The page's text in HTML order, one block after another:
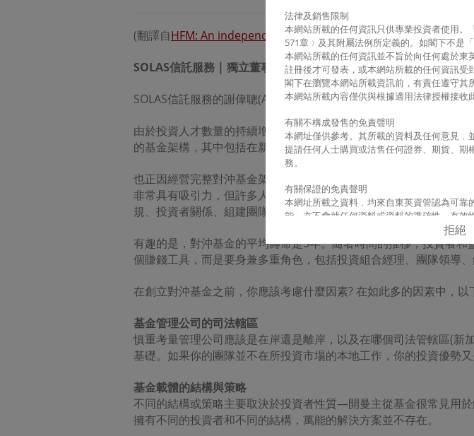
(翻譯自HFM: An independent director's perspective)
SOLAS信託服務 | 獨立董事觀點
SOLAS信託服務的謝偉聰(Anthony Tse)提出了關於在對沖基金創
由於投資人才數量的持續增長，加上有利的政策變化，亞洲市場日
的基金架構，其中包括在新加坡推出的可變資本公司(VCC)，以及
也正因經營完整對沖基金架構的好處日益明顯，我們看到越來越多
非常具有吸引力，但許多人低估了經營一個基金公司所面臨的挑戰
規、投資者關係、組建團隊以及處理其他行政任務​​，這些都是反復
有趣的是，對沖基金的平均壽命是5年。隨著時間的推移，投資者
個賺錢工具，而是要身兼多重角色，包括投資組合經理、團隊領導
在創立對沖基金之前，你應該考慮什麼因素? 在如此多的因素中，
基金管理公司的司法轄區
慎重考量管理公司應該是在岸還是離岸，以及在哪個司法管轄區(
基礎。如果你的團隊並不在所投資市場的本地工作，你的投資優勢
基金載體的結構與策略
不同的結構或策略主要取決於投資者性質—開曼主從基金很常見用
擁有不同的投資者和不同的結構，萬能的解決方案並不存在。
法律及銷售限制
本網站所載的任何資訊只供專業投資者使用
571章﹚及其附屬法例所定義的。如閣下不是
本網站所載的任何資訊並不旨於向任何處於
註冊後才可發表，或本網站所載的任何資訊受
閣下在瀏覽本網站所載資訊前，有責任遵守
本網站所載內容僅供與根據適用法律授權接收
有關不構成發售的免責聲明
本網址僅供參考。其所載的資料及任何意見
提請任何人士購買或沽售任何證券、期貨、
務。
有關保證的免責聲明
本網址所載之資料﹐均來自東英資管認為可
能﹐亦不會就任何資料或資料的準確性、有
英資管明確地拒絕承認任何商業保護﹐或某
料﹐僅按當時情況而提供﹐其所包含或表達
知。
若因本網址出現任何失效或中斷情況﹐或任
英資管或其任何成員事先獲悉有招致此等損
不受影響且無誤地運作。
流覽者自行承擔。若因該等網址所提供的服
致的虧損或損失﹐不論是實際或是聲稱的虧損
損失﹐東英資管概不承擔任何責任。東英資管
拒絕